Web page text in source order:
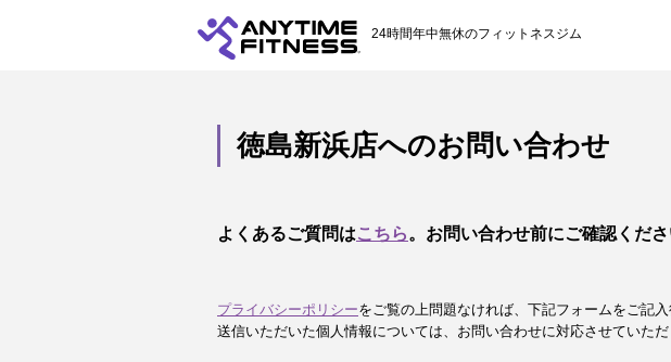
24時間年中無休のフィットネスジム
徳島新浜店へのお問い合わせ
よくあるご質問はこちら。お問い合わせ前にご確認くださ
プライバシーポリシーをご覧の上問題なければ、下記フォームをご記
送信いただいた個人情報については、お問い合わせに対応させていた